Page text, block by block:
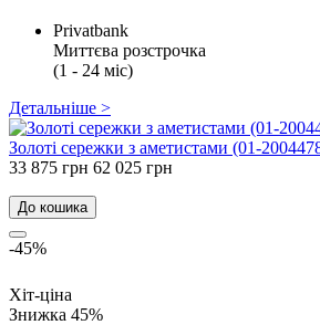
Privatbank
Миттєва розстрочка
(1 - 24 міс)
Детальніше >
Золоті сережки з аметистами (01-
33 875 грн 62 025 грн
До кошика
-45%
Хіт-ціна
Знижка 45%